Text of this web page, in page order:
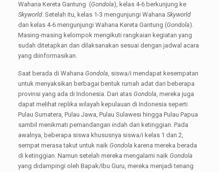
Wahana Kereta Gantung (Gondola), kelas 4-6 berkunjung ke
Skyworld. Setelah itu, kelas 1-3 mengunjungi Wahana Skyworld
dan kelas 4-6 mengunjungi Wahana Kereta Gantung (Gondola).
Masing-masing kelompok mengikuti rangkaian kegiatan yang
sudah ditetapkan dan dilaksanakan sesuai dengan jadwal acara
yang diinformasikan.
Saat berada di Wahana Gondola, siswa/i mendapat kesempatan
untuk menyaksikan berbagai bentuk rumah adat dari beberapa
provinsi yang ada di Indonesia. Dari atas Gondola, mereka juga
dapat melihat replika wilayah kepulauan di Indonesia seperti
Pulau Sumatera, Pulau Jawa, Pulau Sulawesi hingga Pulau Papua
sambil menikmati pemandangan indah dari ketinggian. Pada
awalnya, beberapa siswa khususnya siswa/i kelas 1 dan 2,
sempat merasa takut untuk naik Gondola karena mereka berada
di ketinggian. Namun setelah mereka mengalami naik Gondola
yang didampingi oleh Bapak/Ibu Guru, mereka menjadi tenang